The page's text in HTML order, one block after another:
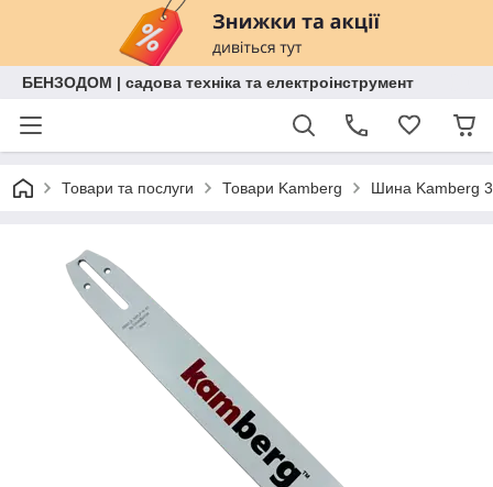
БЕНЗОДОМ | садова техніка та електроінструмент
Товари та послуги Товари Kamberg Шина Kamberg